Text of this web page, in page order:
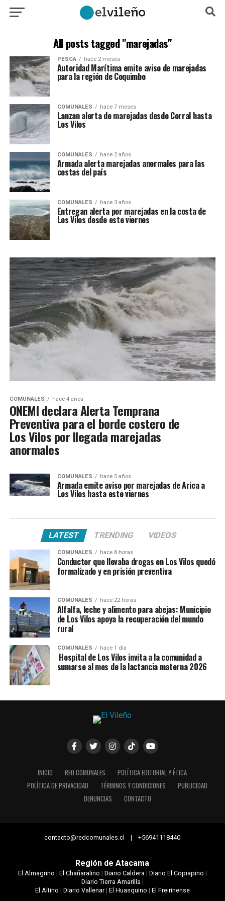
All posts tagged "marejadas"
PESCA hace 2 meses
Autoridad Marítima emite aviso de marejadas
para la región de Coquimbo
COMUNALES hace 7 meses
Lanzan alerta de marejadas desde Corral hasta
Los Vilos
COMUNALES hace 2 años
Armada alerta marejadas anormales para las
costas del país
COMUNALES hace 3 años
Entregan alerta por marejadas en la costa de
Los Vilos desde este viernes
COMUNALES hace 4 años
ONEMI declara Alerta Temprana
Preventiva para el borde costero de
Los Vilos por llegada marejadas
anormales
COMUNALES hace 5 años
Armada emite aviso por marejadas de Arica a
Los Vilos hasta este viernes
LATEST TRENDING VIDEOS
COMUNALES hace 8 horas
Conductor que llevaba drogas en Los Vilos quedó
formalizado y en prisión preventiva
COMUNALES hace 22 horas
Alfalfa, leche y alimento para abejas: Municipio
de Los Vilos apoya la recuperación del mundo
rural
COMUNALES hace 1 día
Hospital de Los Vilos invita a la comunidad a
sumarse al mes de la lactancia materna 2026
INICIO RED COMUNALES
POLÍTICA EDITORIAL Y ÉTICA
POLÍTICA DE PRIVACIDAD
TÉRMINOS Y CONDICIONES
PUBLICIDAD
DENUNCIAS
CONTACTO
contacto@redcomunales.cl | +56941118440
Región de Atacama
El Almagrino | El Chañaralino | Diario Caldera| Diario El Copiapino |
Diario Tierra Amarilla|
El Altino | Diario Vallenar| El Huasquino | El Freirinense